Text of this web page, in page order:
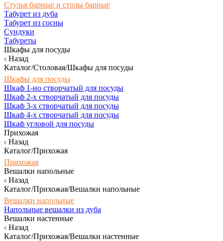
Стулья барные и столы барные
Табурет из дуба
Табурет из сосны
Сундуки
Табуреты
Шкафы для посуды
Назад
Каталог/Столовая/Шкафы для посуды
Шкафы для посуды
Шкаф 1-но створчатый для посуды
Шкаф 2-х створчатый для посуды
Шкаф 3-х створчатый для посуды
Шкаф 4-х створчатый для посуды
Шкаф угловой для посуды
Прихожая
Назад
Каталог/Прихожая
Прихожая
Вешалки напольные
Назад
Каталог/Прихожая/Вешалки напольные
Вешалки напольные
Напольные вешалки из дуба
Вешалки настенные
Назад
Каталог/Прихожая/Вешалки настенные